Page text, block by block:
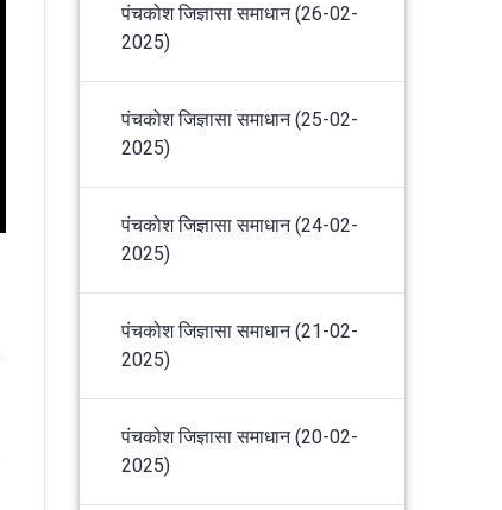
पंचकोश जिज्ञासा समाधान (26-02-
2025)
पंचकोश जिज्ञासा समाधान (25-02-
2025)
पंचकोश जिज्ञासा समाधान (24-02-
2025)
पंचकोश जिज्ञासा समाधान (21-02-
2025)
पंचकोश जिज्ञासा समाधान (20-02-
2025)